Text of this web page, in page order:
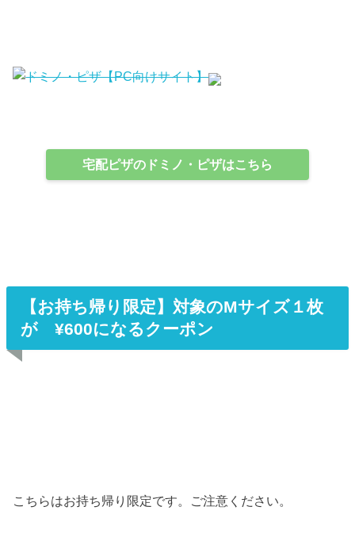
宅配ピザのドミノ・ピザはこちら
【お持ち帰り限定】対象のMサイズ１枚
が ¥600になるクーポン
こちらはお持ち帰り限定です。ご注意ください。